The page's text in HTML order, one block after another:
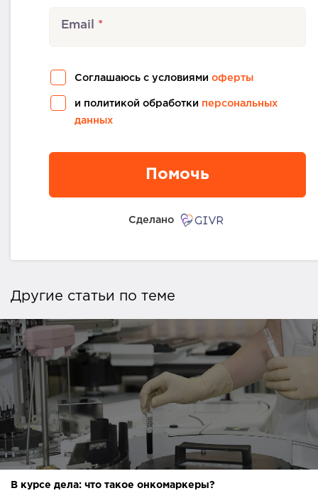
Email
Соглашаюсь с условиями оферты
и политикой обработки персональных
данных
Помочь
Сделано
Другие статьи по теме
В курсе дела: что такое онкомаркеры?